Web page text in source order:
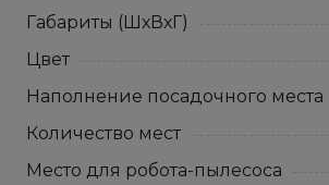
Габариты (ШхВхГ)
Цвет
Наполнение посадочного места
Количество мест
Место для робота-пылесоса